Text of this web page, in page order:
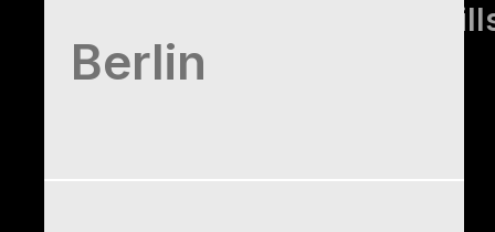
im Business
Berlin